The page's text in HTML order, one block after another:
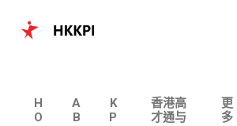
H
O
A
B
K
P
香港高
才通与
更
多